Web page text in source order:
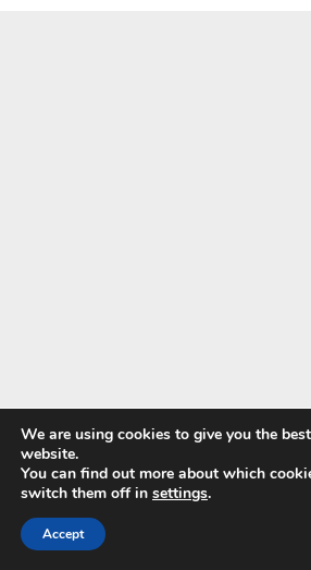
We are using cookies to give you the
website.
You can find out more about which
switch them off in settings.
Accept